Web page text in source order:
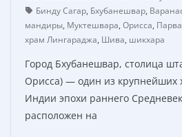
Бинду Сагар, Бхубанешвар,
мандиры, Муктешвара, Орисса,
храм Лингараджа, Шива, шикхара
Город Бхубанешвар, столица
Орисса) — один из крупнейших
Индии эпохи раннего
расположен на